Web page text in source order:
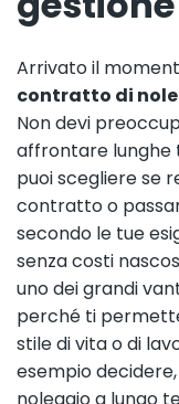
Arrivato il
contratto di
Non devi
affrontare lunghe
puoi scegliere se
contratto o
secondo le tue
senza costi
uno dei grandi
perché ti
stile di vita o di
esempio
noleggio a lungo